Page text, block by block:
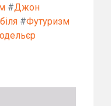
#Джон
#Футуризм